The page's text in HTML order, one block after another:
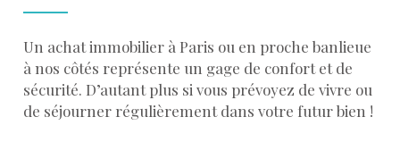
Un achat immobilier à Paris ou en proche banlieue
à nos côtés représente un gage de confort et de
sécurité. D’autant plus si vous prévoyez de vivre ou
de séjourner régulièrement dans votre futur bien !